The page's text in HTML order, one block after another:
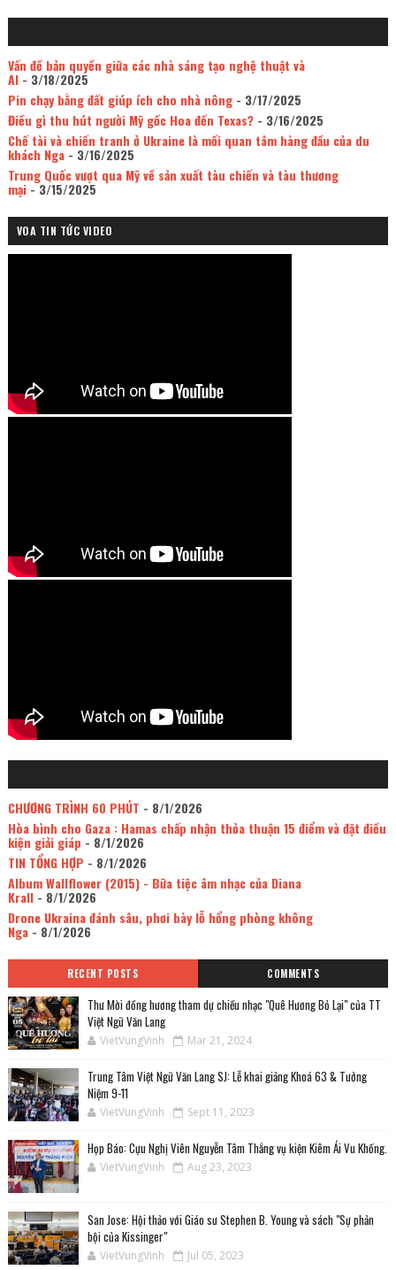
Vấn đề bản quyền giữa các nhà sáng tạo nghệ thuật và
AI- 3/18/2025
Pin chạy bằng đất giúp ích cho nhà nông- 3/17/2025
Điều gì thu hút người Mỹ gốc Hoa đến Texas?- 3/16/2025
Chế tài và chiến tranh ở Ukraine là mối quan tâm hàng đầu của du
khách Nga- 3/16/2025
Trung Quốc vượt qua Mỹ về sản xuất tàu chiến và tàu thương
mại- 3/15/2025
VOA TIN TỨC VIDEO
CHƯƠNG TRÌNH 60 PHÚT - 8/1/2026
Hòa bình cho Gaza : Hamas chấp nhận thỏa thuận 15 điểm và đặt điều
kiện giải giáp - 8/1/2026
TIN TỔNG HỢP - 8/1/2026
Album Wallflower (2015) - Bữa tiệc âm nhạc của Diana
Krall- 8/1/2026
Drone Ukraina đánh sâu, phơi bày lỗ hổng phòng không
Nga- 8/1/2026
RECENT POSTS COMMENTS
Thư Mời đồng hương tham dự chiều nhạc "Quê Hương Bỏ Lại" của TT
Việt Ngữ Văn Lang
VietVungVinh Mar 21, 2024
Trung Tâm Việt Ngữ Văn Lang SJ: Lễ khai giảng Khoá 63 & Tưởng
Niệm 9-11
VietVungVinh Sept 11, 2023
Họp Báo: Cựu Nghị Viên Nguyễn Tâm Thắng vụ kiện Kiêm Ái Vu Khống.
VietVungVinh Aug 23, 2023
San Jose: Hội thảo với Giáo sư Stephen B. Young và sách "Sự phản
bội của Kissinger"
VietVungVinh Jul 05, 2023